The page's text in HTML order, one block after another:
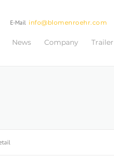
E-Mail info@blomenroehr.com
News Company Trailer